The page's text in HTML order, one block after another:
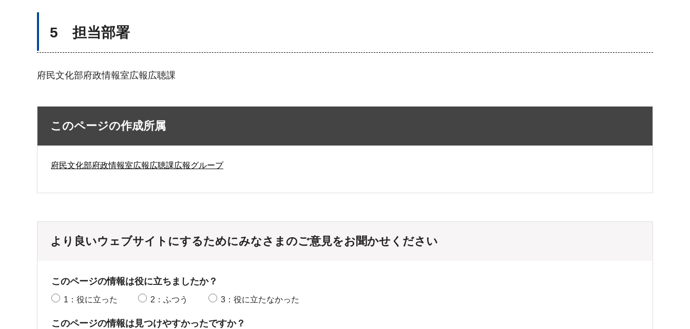
5 担当部署
府民文化部府政情報室広報広聴課
このページの作成所属
府民文化部府政情報室広報広聴課広報グループ
より良いウェブサイトにするためにみなさまのご意見をお聞かせください
このページの情報は役に立ちましたか？
1：役に立った 2：ふつう 3：役に立たなかった
このページの情報は見つけやすかったですか？